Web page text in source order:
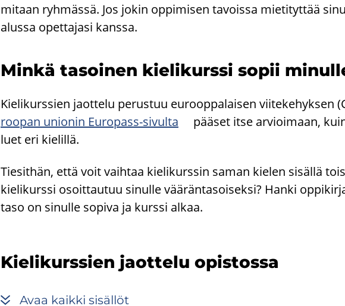
mi­taan ryh­mäs­sä. Jos jokin op­pi­mi­sen ta­vois­sa mie­ti­tyt­tää
alus­sa opet­ta­ja­si kans­sa.
Minkä ta­soi­nen kie­li­kurs­si sopii
Kie­li­kurs­sien jaot­te­lu pe­rus­tuu eu­roop­pa­lai­sen vii­te­ke­hyk­sen
roo­pan unio­nin Europass-​sivulta
pää­set itse ar­vioi­maan,
luet eri kie­lil­lä.
Tie­sit­hän, että voit vaih­taa kie­li­kurs­sin saman kie­len si­säl­lä
kie­li­kurs­si osoit­tau­tuu si­nul­le vää­rän­ta­soi­sek­si? Hanki
taso on si­nul­le so­pi­va ja kurs­si alkaa.
Kie­li­kurs­sien jaot­te­lu opis­tos­sa
Avaa kaik­ki si­säl­löt